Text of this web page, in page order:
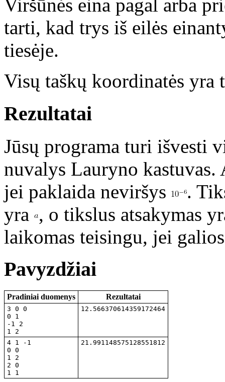
Viršūnės eina pagal arba
tarti, kad trys iš eilės
tiesėje.
Visų taškų koordinatės yra
Rezultatai
Jūsų programa turi išvesti
nuvalys Lauryno kastuvas.
jei paklaida neviršys
.
yra , o tikslus atsakymas
laikomas teisingu, jei
Pavyzdžiai
Pradiniai duomenys Rezultatai
3 0 0
0 1
-1 2
1 2
12.566370614359172464
4 1 -1
0 0
1 2
2 0
1 1
21.991148575128551812